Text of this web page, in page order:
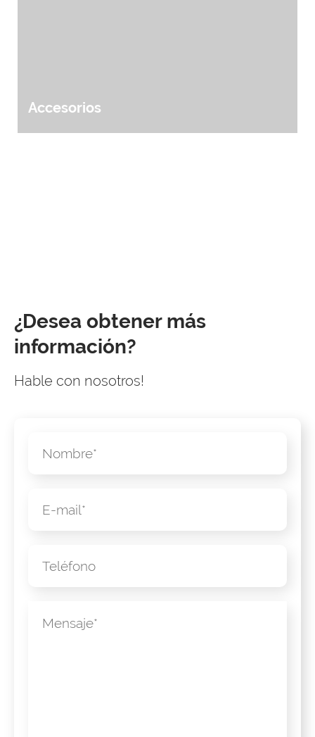
Accesorios
¿Desea obtener más
información?
Hable con nosotros!